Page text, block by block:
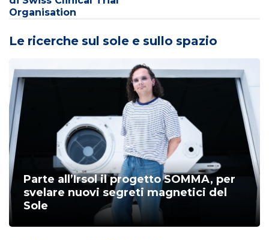
Organisation
Le ricerche sul sole e sullo spazio
Parte all’Irsol il progetto SOMMA, per
svelare nuovi segreti magnetici del
Sole